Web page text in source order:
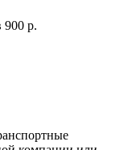
900 р.